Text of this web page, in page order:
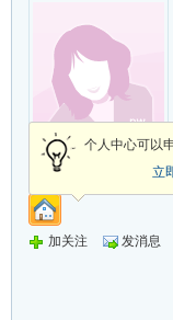
禁止发言
个人中心可以
立
加关注 发消息